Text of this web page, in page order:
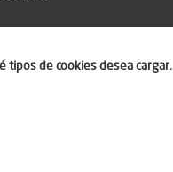
tipos de cookies desea cargar.